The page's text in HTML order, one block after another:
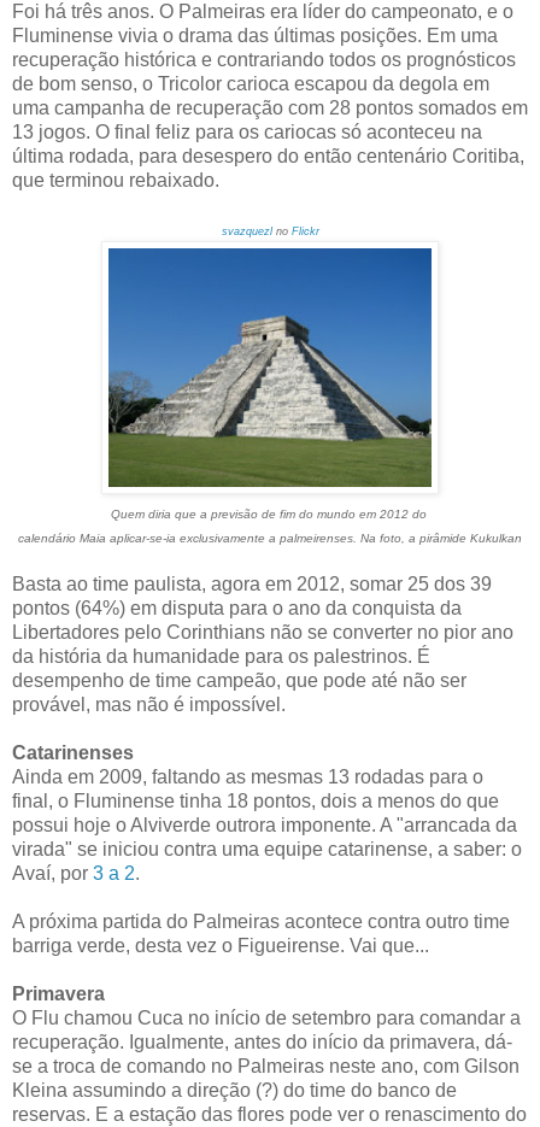
Foi há três anos. O Palmeiras era líder do campeonato, e o
Fluminense vivia o drama das últimas posições. Em uma
recuperação histórica e contrariando todos os prognósticos
de bom senso, o Tricolor carioca escapou da degola em
uma campanha de recuperação com 28 pontos somados em
13 jogos. O final feliz para os cariocas só aconteceu na
última rodada, para desespero do então centenário Coritiba,
que terminou rebaixado.
svazquezlno Flickr
Quem diria que a previsão de fim do mundo em 2012 do
calendário Maia aplicar-se-ia exclusivamente a palmeirenses. Na foto, a pirâmide Kukulkan
Basta ao time paulista, agora em 2012, somar 25 dos 39
pontos (64%) em disputa para o ano da conquista da
Libertadores pelo Corinthians não se converter no pior ano
da história da humanidade para os palestrinos. É
desempenho de time campeão, que pode até não ser
provável, mas não é impossível.
Catarinenses
Ainda em 2009, faltando as mesmas 13 rodadas para o
final, o Fluminense tinha 18 pontos, dois a menos do que
possui hoje o Alviverde outrora imponente. A "arrancada da
virada" se iniciou contra uma equipe catarinense, a saber: o
Avaí, por 3 a 2.
A próxima partida do Palmeiras acontece contra outro time
barriga verde, desta vez o Figueirense. Vai que...
Primavera
O Flu chamou Cuca no início de setembro para comandar a
recuperação. Igualmente, antes do início da primavera, dá-
se a troca de comando no Palmeiras neste ano, com Gilson
Kleina assumindo a direção (?) do time do banco de
reservas. E a estação das flores pode ver o renascimento do